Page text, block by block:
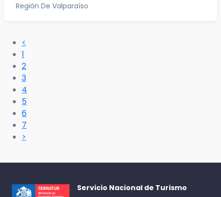
Región De Valparaíso
<
1
2
3
4
5
6
7
>
Servicio Nacional de Turismo